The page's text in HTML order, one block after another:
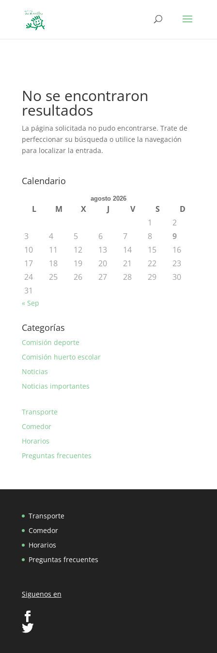
No se encontraron
resultados
La página solicitada no pudo encontrarse. Trate de
perfeccionar su búsqueda o utilice la navegación
para localizar la entrada.
Calendario
agosto 2026
L M X J V S
D
1
2
3
4 5 6 7 8
9
10
11 12 13 14 15
16
17
18 19 20 21 22
23
24
25 26 27 28 29
30
31
« Sep
Categorías
Comisión deporte
Comisión huerto escolar
Noticias
Noticias importantes
Transporte
Comedor
Horarios
Preguntas frecuentes
Transporte
Comedor
Horarios
Preguntas frecuentes
Siguenos en